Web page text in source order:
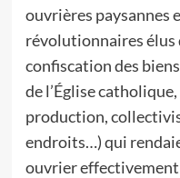
ouvrières paysannes
révolutionnaires élus
confiscation des
de l’Église
production,
endroits…) qui
ouvrier effectivement